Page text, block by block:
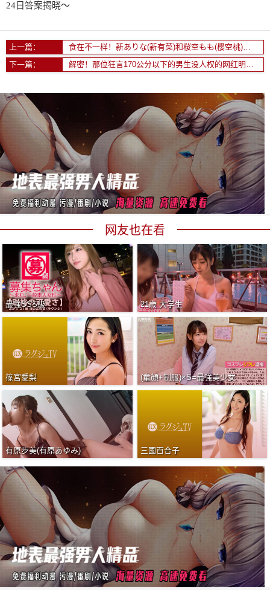
24日答案揭晓～
上一篇：
食在不一样！新ありな(新有菜)和桜空もも(樱空桃)最大的差别是？
下一篇：
解密！那位狂言170公分以下的男生没人权的网红明星脸是？
网友也在看
最強SSS級 21歳 大学生
篠宮愛梨 (童顔+制服)×S=最強美少女
有原步美(有原あゆみ) 三國百合子